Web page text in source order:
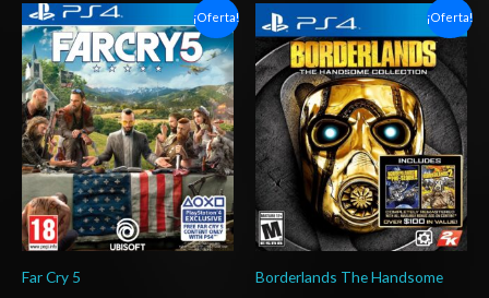
¡Oferta!
Far Cry 5
Rango
de
precios:
desde
$6.03
hasta
$10.03
¡Oferta!
Borderlands The Handsome
de
precios:
desde
$6.03
hasta
$10.03